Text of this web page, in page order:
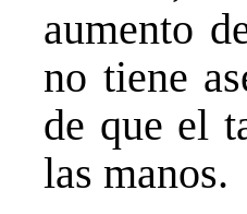
aumento
no tiene
de que el
las manos.